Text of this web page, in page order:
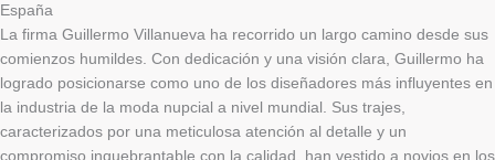
España
La firma Guillermo Villanueva ha recorrido un largo camino desde sus
comienzos humildes. Con dedicación y una visión clara, Guillermo ha
logrado posicionarse como uno de los diseñadores más influyentes en
la industria de la moda nupcial a nivel mundial. Sus trajes,
caracterizados por una meticulosa atención al detalle y un
compromiso inquebrantable con la calidad, han vestido a novios en los